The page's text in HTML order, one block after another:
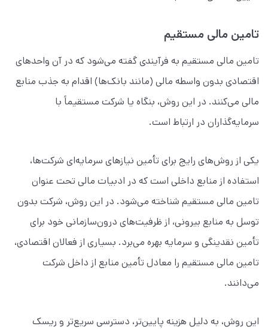
تامین مالی مستقیم
تامین مالی مستقیم به فرآیندی گفته می‌شود که در آن واحدهای
اقتصادی بدون واسطه مالی (مانند بانک‌ها) اقدام به جذب منابع
مالی می‌کنند. در این روش، بنگاه یا شرکت مستقیماً با
سرمایه‌گذاران در ارتباط است.
یکی از روش‌های رایج برای تأمین نیازهای سرمایه‌ای شرکت‌ها،
استفاده از منابع داخلی است که در ادبیات مالی تحت عنوان
تامین مالی مستقیم شناخته می‌شود. در این روش، شرکت بدون
توسل به منابع بیرونی، از ظرفیت‌های درون‌سازمانی خود برای
تأمین نقدینگی و سرمایه بهره می‌برد. بسیاری از فعالان اقتصادی،
تامین مالی مستقیم را معادل تأمین منابع از داخل شرکت
می‌دانند.
این روش، به دلیل هزینه پایین‌تر، دسترسی سریع‌تر و ریسک